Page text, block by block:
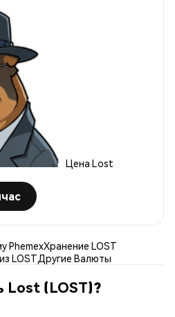
Цена Lost
PhemexХранение LOST
LOSTДругие Валюты
Lost (LOST)?